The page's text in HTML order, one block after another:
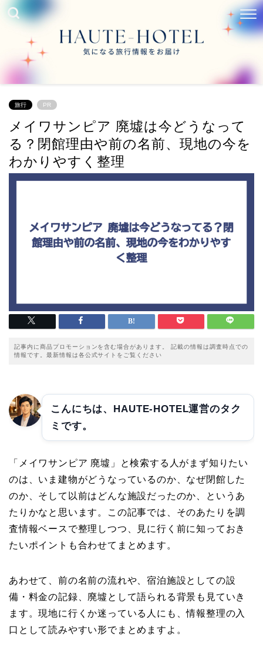
旅行 PR
メイワサンピア 廃墟は今どうなって
る？閉館理由や前の名前、現地の今を
わかりやすく整理
記事内に商品プロモーションを含む場合があります。 記載の情報は調査時点での
情報です。最新情報は各公式サイトをご覧ください
こんにちは、HAUTE-HOTEL運営のタク
ミです。
「メイワサンピア 廃墟」と検索する人がまず知りたい
のは、いま建物がどうなっているのか、なぜ閉館した
のか、そして以前はどんな施設だったのか、というあ
たりかなと思います。この記事では、そのあたりを調
査情報ベースで整理しつつ、見に行く前に知っておき
たいポイントも合わせてまとめます。
あわせて、前の名前の流れや、宿泊施設としての設
備・料金の記録、廃墟として語られる背景も見ていき
ます。現地に行くか迷っている人にも、情報整理の入
口として読みやすい形でまとめますよ。